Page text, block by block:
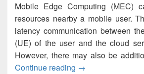
Mobile Edge Computing (MEC)
resources nearby a mobile user.
latency communication between
(UE) of the user and the cloud
However, there may also be
Continue reading A Demo of
→